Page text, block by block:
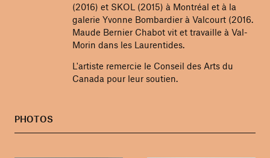
(2016) et SKOL (2015) à Montréal et à la
galerie Yvonne Bombardier à Valcourt (2016.
Maude Bernier Chabot vit et travaille à Val-
Morin dans les Laurentides.
L'artiste remercie le Conseil des Arts du
Canada pour leur soutien.
PHOTOS